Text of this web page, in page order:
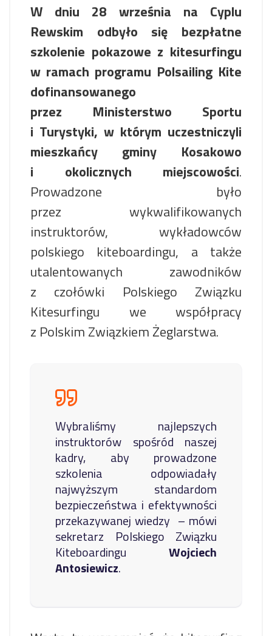
W dniu 28 września na Cyplu
Rewskim odbyło się bezpłatne
szkolenie pokazowe z kitesurfingu
w ramach programu Polsailing Kite
dofinansowanego
przez Ministerstwo Sportu
i Turystyki, w którym uczestniczyli
mieszkańcy gminy Kosakowo
i okolicznych miejscowości.
Prowadzone było
przez wykwalifikowanych
instruktorów, wykładowców
polskiego kiteboardingu, a także
utalentowanych zawodników
z czołówki Polskiego Związku
Kitesurfingu we współpracy
z Polskim Związkiem Żeglarstwa.
Wybraliśmy najlepszych
instruktorów spośród naszej
kadry, aby prowadzone
szkolenia odpowiadały
najwyższym standardom
bezpieczeństwa i efektywności
przekazywanej wiedzy – mówi
sekretarz Polskiego Związku
Kiteboardingu Wojciech
Antosiewicz.